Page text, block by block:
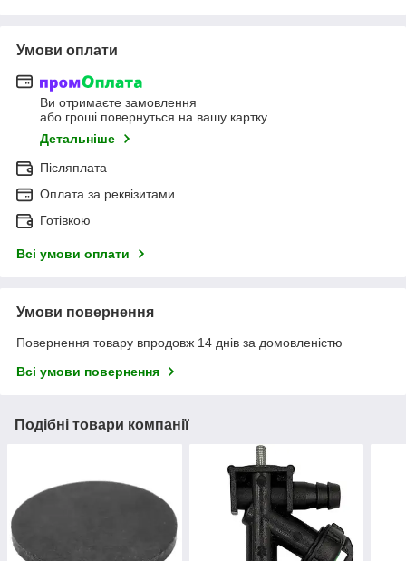
Умови оплати
Ви отримаєте замовлення
або гроші повернуться на вашу картку
Детальніше
Післяплата
Оплата за реквізитами
Готівкою
Всі умови оплати
Умови повернення
Повернення товару впродовж 14 днів за домовленістю
Всі умови повернення
Подібні товари компанії